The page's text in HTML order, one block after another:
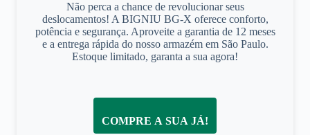
Não perca a chance de revolucionar seus
deslocamentos! A BIGNIU BG-X oferece conforto,
potência e segurança. Aproveite a garantia de 12 meses
e a entrega rápida do nosso armazém em São Paulo.
Estoque limitado, garanta a sua agora!
COMPRE A SUA JÁ!